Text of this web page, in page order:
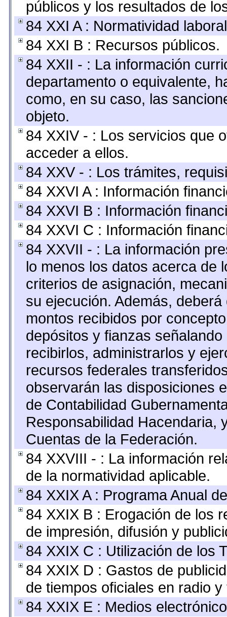
públicos y los resultados de
84 XXI A : Normatividad
84 XXI B : Recursos públicos.
84 XXII - : La información
departamento o equivalente,
como, en su caso, las
objeto.
84 XXIV - : Los servicios que
acceder a ellos.
84 XXV - : Los trámites,
84 XXVI A : Información
84 XXVI B : Información
84 XXVI C : Información
84 XXVII - : La información
lo menos los datos acerca de
criterios de asignación,
su ejecución. Además,
montos recibidos por
depósitos y fianzas
recibirlos, administrarlos y
recursos federales
observarán las disposiciones
de Contabilidad
Responsabilidad Hacendaria,
Cuentas de la Federación.
84 XXVIII - : La información
de la normatividad aplicable.
84 XXIX A : Programa Anual
84 XXIX B : Erogación de los
de impresión, difusión y
84 XXIX C : Utilización de los
84 XXIX D : Gastos de
de tiempos oficiales en radio
84 XXIX E : Medios